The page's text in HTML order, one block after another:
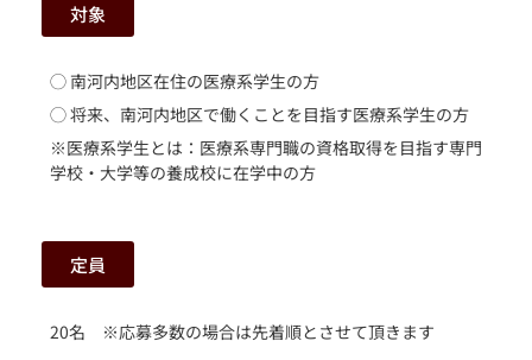
対象
◯ 南河内地区在住の医療系学生の方
◯ 将来、南河内地区で働くことを目指す医療系学生の方
※医療系学生とは：医療系専門職の資格取得を目指す専門
学校・大学等の養成校に在学中の方
定員
20名 ※応募多数の場合は先着順とさせて頂きます